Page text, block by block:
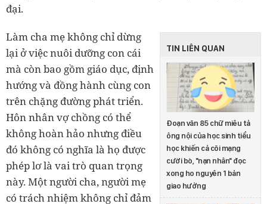
đại.
TIN LIÊN QUAN
Đoạn văn 85 chữ miêu tả
ông nội của học sinh tiểu
học khiến cả cõi mạng
cười bò, "nạn nhân" đọc
xong ho nguyên 1 bản
giao hưởng
Làm cha mẹ không chỉ dừng
lại ở việc nuôi dưỡng con cái
mà còn bao gồm giáo dục, định
hướng và đồng hành cùng con
trên chặng đường phát triển.
Hôn nhân vợ chồng có thể
không hoàn hảo nhưng điều
đó không có nghĩa là họ được
phép lơ là vai trò quan trọng
này. Một người cha, người mẹ
có trách nhiệm không chỉ đảm